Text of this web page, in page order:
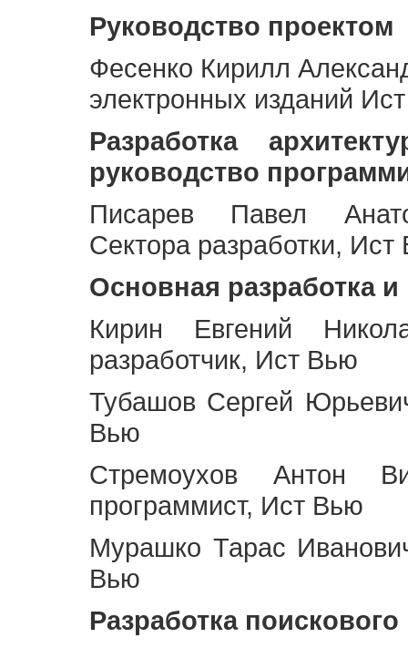
Руководство проектом
Фесенко Кирилл
электронных изданий
Разработка
руководство
Писарев Павел
Сектора разработки,
Основная разработка
Кирин Евгений
разработчик, Ист Вью
Тубашов Сергей
Вью
Стремоухов Антон
программист, Ист Вью
Мурашко Тарас
Вью
Разработка